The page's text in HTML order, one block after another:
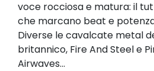
voce rocciosa e matura: il
che marcano beat e
Diverse le cavalcate metal
britannico, Fire And Steel e
Airwaves...